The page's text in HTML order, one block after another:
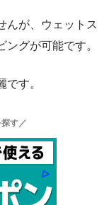
んが、ウェットス
グが可能です。
す。
す／